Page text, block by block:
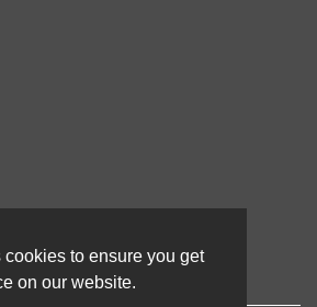
to ensure you get
on our website.